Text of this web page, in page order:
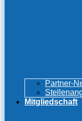
Partner-
Mitgliedschaft